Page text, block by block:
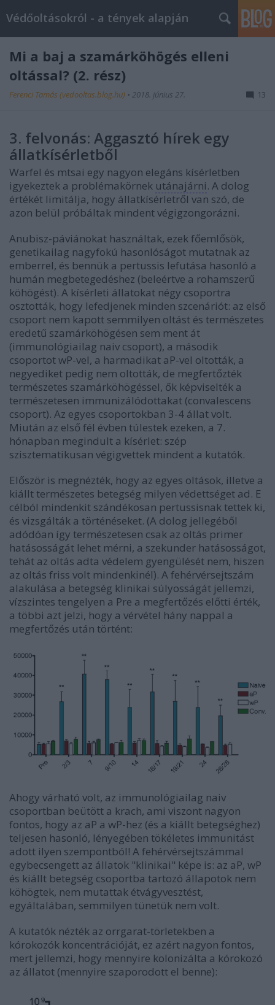
Védőoltásokról - a tények alapján
Mi a baj a szamárköhögés elleni
oltással? (2. rész)
Ferenci Tamás (vedooltas.blog.hu) • 2018. június 27. 13
3. felvonás: Aggasztó hírek egy
állatkísérletből
Warfel és mtsai egy nagyon elegáns kísérletben
igyekeztek a problémakörnek utánajárni. A dolog
értékét limitálja, hogy állatkísérletről van szó, de
azon belül próbáltak mindent végigzongorázni.
Anubisz-páviánokat használtak, ezek főemlősök,
genetikailag nagyfokú hasonlóságot mutatnak az
emberrel, és bennük a pertussis lefutása hasonló a
humán megbetegedéshez (beleértve a rohamszerű
köhögést). A kísérleti állatokat négy csoportra
osztották, hogy lefedjenek minden szcenáriót: az első
csoport nem kapott semmilyen oltást és természetes
eredetű szamárköhögésen sem ment át
(immunológiailag naiv csoport), a második
csoportot wP-vel, a harmadikat aP-vel oltották, a
negyediket pedig nem oltották, de megfertőzték
természetes szamárköhögéssel, ők képviselték a
természetesen immunizálódottakat (convalescens
csoport). Az egyes csoportokban 3-4 állat volt.
Miután az első fél évben túlestek ezeken, a 7.
hónapban megindult a kísérlet: szép
szisztematikusan végigvettek mindent a kutatók.
Először is megnézték, hogy az egyes oltások, illetve a
kiállt természetes betegség milyen védettséget ad. E
célból mindenkit szándékosan pertussisnak tettek ki,
és vizsgálták a történéseket. (A dolog jellegéből
adódóan így természetesen csak az oltás primer
hatásosságát lehet mérni, a szekunder hatásosságot,
tehát az oltás adta védelem gyengülését nem, hiszen
az oltás friss volt mindenkinél). A fehérvérsejtszám
alakulása a betegség klinikai súlyosságát jellemzi,
vízszintes tengelyen a Pre a megfertőzés előtti érték,
a többi azt jelzi, hogy a vérvétel hány nappal a
megfertőzés után történt:
Ahogy várható volt, az immunológiailag naiv
csoportban beütött a krach, ami viszont nagyon
fontos, hogy az aP a wP-hez (és a kiállt betegséghez)
teljesen hasonló, lényegében tökéletes immunitást
adott ilyen szempontból! A fehérvérsejtszámmal
egybecsengett az állatok "klinikai" képe is: az aP, wP
és kiállt betegség csoportba tartozó állapotok nem
köhögtek, nem mutattak étvágyvesztést,
egyáltalában, semmilyen tünetük nem volt.
A kutatók nézték az orrgarat-törletekben a
kórokozók koncentrációját, ez azért nagyon fontos,
mert jellemzi, hogy mennyire kolonizálta a kórokozó
az állatot (mennyire szaporodott el benne):